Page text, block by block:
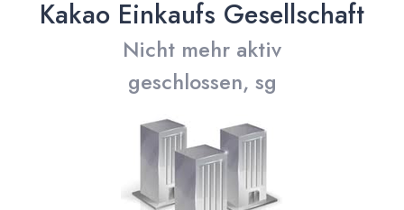
Kakao Einkaufs Gesellschaft
Nicht mehr aktiv
geschlossen, sg